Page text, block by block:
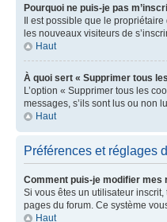
Pourquoi ne puis-je pas
Il est possible que le
les nouveaux visiteurs de
Haut
À quoi sert « Supprimer tous
L’option « Supprimer tous les
messages, s’ils sont lus ou non
Haut
Préférences et réglages
Comment puis-je modifier mes
Si vous êtes un utilisateur
pages du forum. Ce système
Haut